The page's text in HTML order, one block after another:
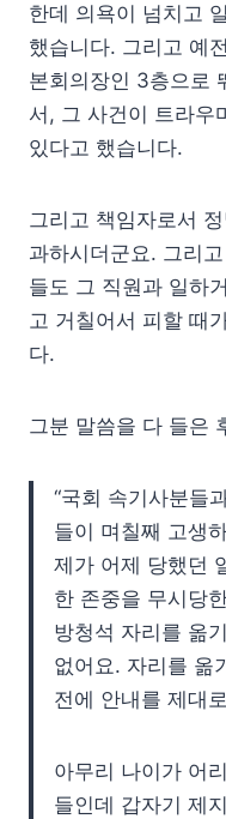
한데 의욕이 넘치고
했습니다. 그리고 예
본회의장인 3층으로
서, 그 사건이 트라우
있다고 했습니다.
그리고 책임자로서
과하시더군요. 그리
들도 그 직원과 일하
고 거칠어서 피할 때
다.
그분 말씀을 다 들은
“국회 속기사분들
들이 며칠째 고생
제가 어제 당했던
한 존중을 무시당
방청석 자리를 옮
없어요. 자리를 옮
전에 안내를 제대
아무리 나이가 어
들인데 갑자기 제